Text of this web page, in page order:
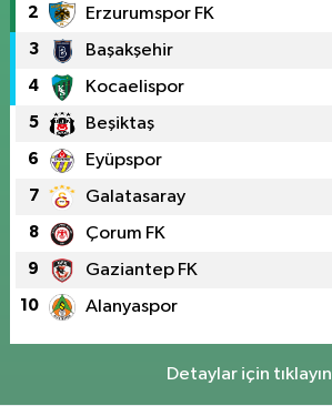
2 Erzurumspor FK
3 Başakşehir
4 Kocaelispor
5 Beşiktaş
6 Eyüpspor
7 Galatasaray
8 Çorum FK
9 Gaziantep FK
10 Alanyaspor
Detaylar için tıklayın